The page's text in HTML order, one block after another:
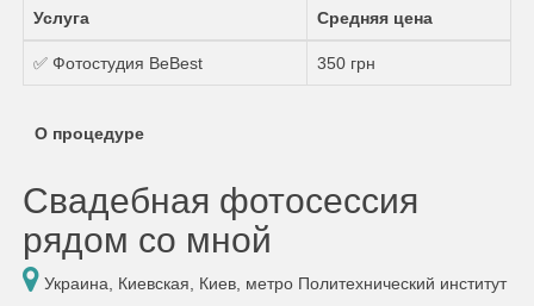
Услуга Средняя цена
✅ Фотостудия BeBest 350 грн
О процедуре
Свадебная фотосессия
рядом со мной
Украина, Киевская, Киев, метро Политехнический институт